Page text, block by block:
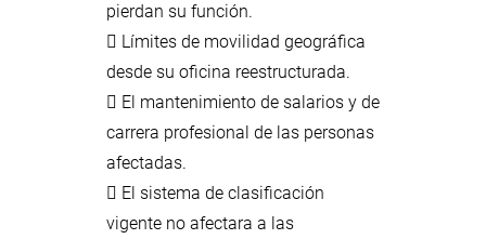
pierdan su función.
 Límites de movilidad geográfica
desde su oficina reestructurada.
 El mantenimiento de salarios y de
carrera profesional de las personas
afectadas.
 El sistema de clasificación
vigente no afectara a las